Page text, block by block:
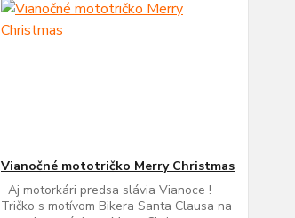
Vianočné mototričko Merry Christmas
Aj motorkári predsa slávia Vianoce !
Tričko s motívom Bikera Santa Clausa na